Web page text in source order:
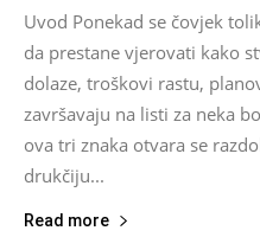
Uvod Ponekad se čovjek
da prestane vjerovati kako
dolaze, troškovi rastu,
završavaju na listi za neka
ova tri znaka otvara se
drukčiju...
Read more